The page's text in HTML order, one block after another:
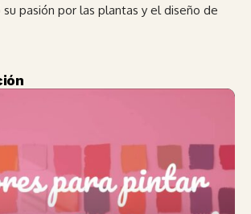
pasión por las plantas y el diseño de